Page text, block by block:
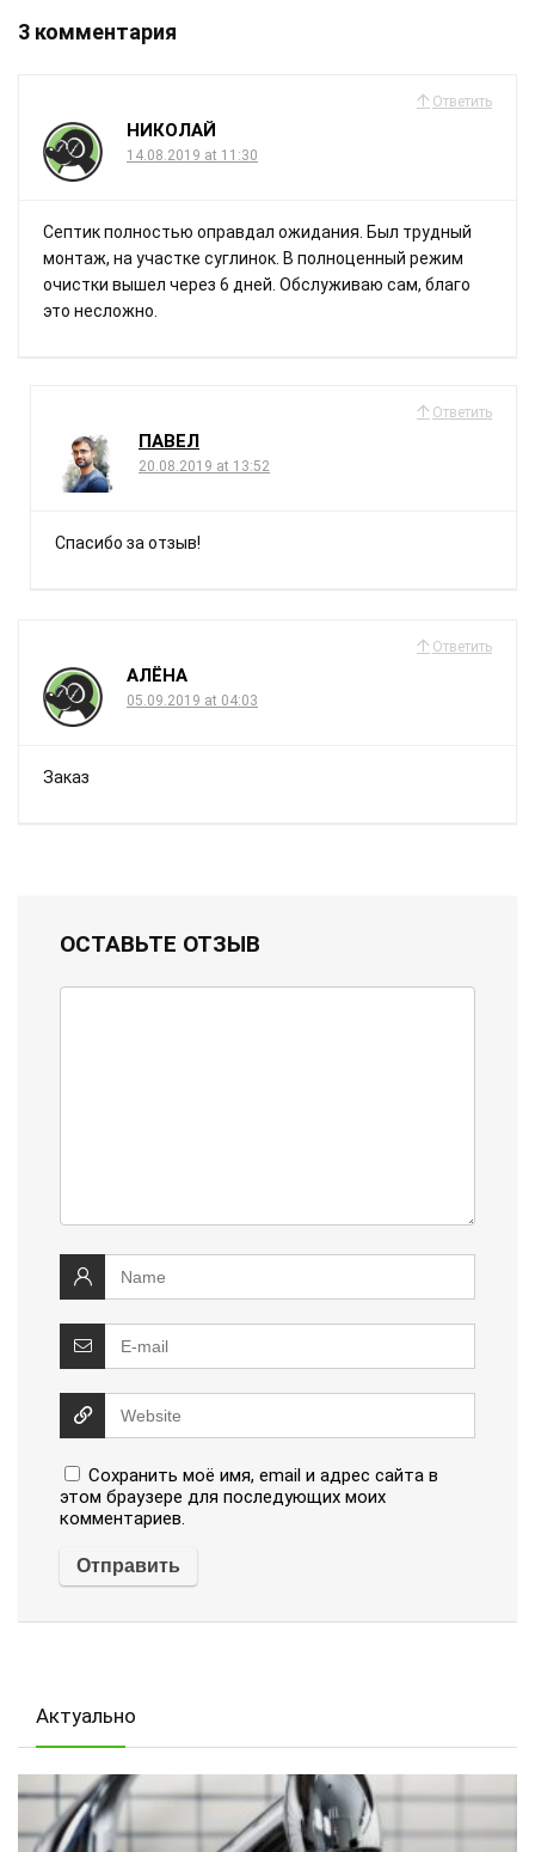
3 комментария
Ответить
НИКОЛАЙ
14.08.2019 at 11:30
Септик полностью оправдал ожидания. Был трудный
монтаж, на участке суглинок. В полноценный режим
очистки вышел через 6 дней. Обслуживаю сам, благо
это несложно.
Ответить
ПАВЕЛ
20.08.2019 at 13:52
Спасибо за отзыв!
Ответить
АЛЁНА
05.09.2019 at 04:03
Заказ
ОСТАВЬТЕ ОТЗЫВ
Сохранить моё имя, email и адрес сайта в
этом браузере для последующих моих
комментариев.
Актуально